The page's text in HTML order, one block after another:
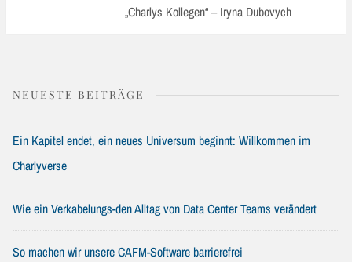
„Charlys Kollegen“ – Iryna Dubovych
NEUESTE BEITRÄGE
Ein Kapitel endet, ein neues Universum beginnt: Willkommen im
Charlyverse
Wie ein Verkabelungs-den Alltag von Data Center Teams verändert
So machen wir unsere CAFM-Software barrierefrei